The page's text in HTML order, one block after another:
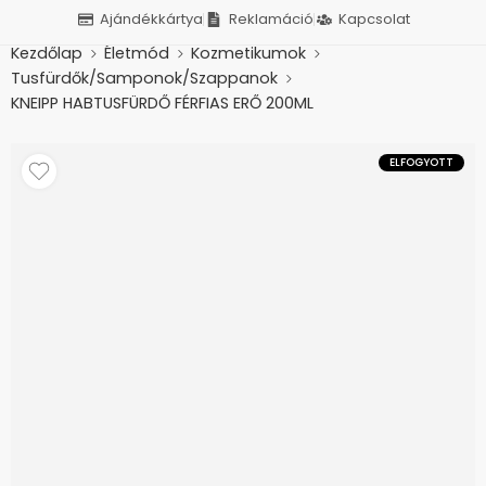
Ajándékkártya Reklamáció Kapcsolat
Kezdőlap Életmód
Kozmetikumok
Tusfürdők/Samponok/Szappanok
KNEIPP HABTUSFÜRDŐ FÉRFIAS ERŐ 200ML
ELFOGYOTT